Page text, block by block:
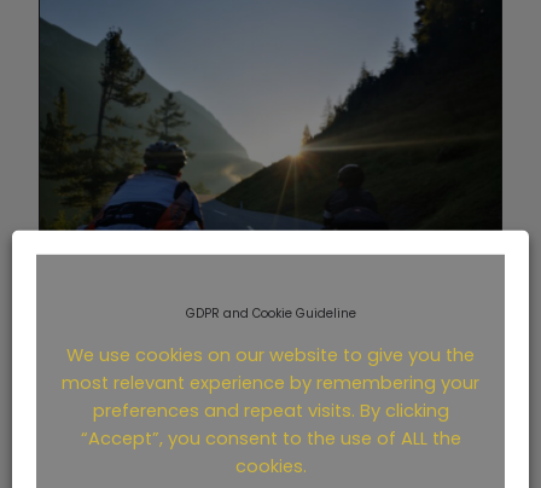
GDPR and Cookie Guideline
We use cookies on our website to give you the
most relevant experience by remembering your
preferences and repeat visits. By clicking
“Accept”, you consent to the use of ALL the
cookies.